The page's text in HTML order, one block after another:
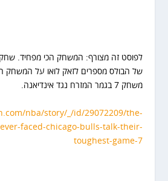
לפוסט זה מצורף: המשחק הכי מפחיד.
של הבולס מספרים לזאק לואו על המשחק
משחק 7 בגמר המזרח נגד אינדיאנה.
nba/story/_/id/29072209/the-
faced-chicago-bulls-talk-their-
toughest-game-7